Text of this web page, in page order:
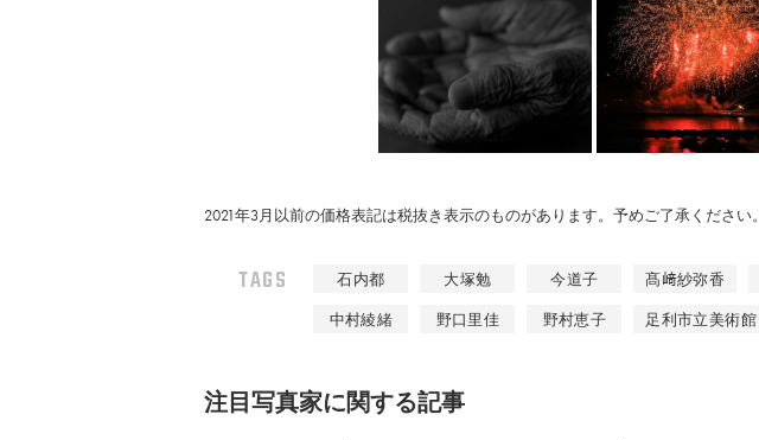
2021年3月以前の価格表記は税抜き表示のものがあります。予めご了承ください。
TAGS 石内都 大塚勉 今道子 髙﨑紗弥香
中村綾緒
野口里佳 野村恵子 足利市立美術館
注⽬写真家に関する記事